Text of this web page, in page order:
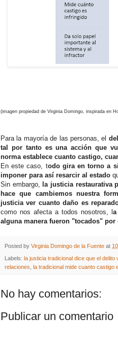
(imagen propiedad de Virginia Domingo, inspirada en
Para la mayoría de las personas, el
tal por tanto es una acción que
norma establece cuanto castigo,
En este caso, todo gira en torno a
imponer para así resarcir al estado
Sin embargo, la justicia restaurativa
hace que cambiemos nuestra
justicia ver cuanto daño es
como nos afecta a todos nosotros, l
alguna manera fueron "tocados" por
Posted by Virginia Domingo de la Fuente at
Labels: la justicia tradicional dice que el delito
relaciones, la tradicional mide cuanto castigo
No hay comentarios:
Publicar un comentario